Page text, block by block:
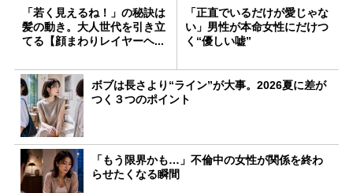
「若く見えるね！」の秘訣は
髪の動き。大人世代を引き立
てる【顔まわりレイヤーヘ...
「正直でいるだけが愛じゃな
い」男性が本命女性にだけつ
く“優しい嘘”
ボブは長さより“ライン”が大事。2026夏に差が
つく３つのポイント
「もう限界かも…」不倫中の女性が関係を終わ
らせたくなる瞬間